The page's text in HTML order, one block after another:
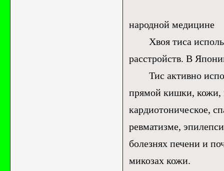
народной медицине
Хвоя тиса
расстройств. В
Тис активно
прямой кишки, кожи,
кардиотоническое,
ревматизме,
болезнях печени и
микозах кожи.